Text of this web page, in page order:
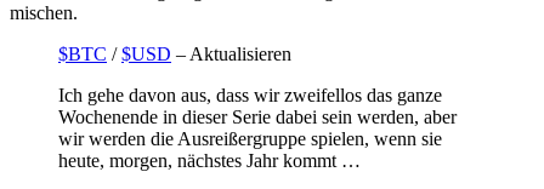
mischen.
$BTC /$USD – Aktualisieren
Ich gehe davon aus, dass wir zweifellos das ganze
Wochenende in dieser Serie dabei sein werden, aber
wir werden die Ausreißergruppe spielen, wenn sie
heute, morgen, nächstes Jahr kommt …